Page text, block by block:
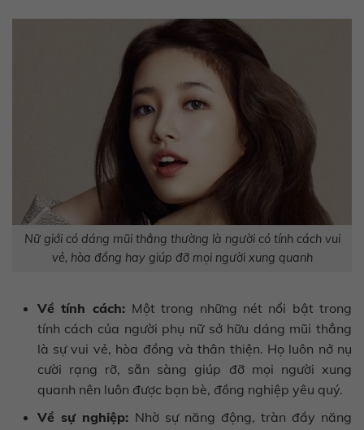
Nữ giới có dáng mũi thẳng thường là người có tính cách vui
vẻ, hòa đồng hay giúp đỡ mọi người xung quanh
Về tính cách: Một trong những nét nổi bật trong
tính cách của người phụ nữ sở hữu dáng mũi thẳng
là sự vui vẻ, hòa đồng và thân thiện. Họ luôn nở nụ
cười rạng rỡ, sẵn sàng giúp đỡ mọi người xung
quanh nên luôn được bạn bè, đồng nghiệp yêu quý.
Về sự nghiệp: Nhờ sự năng động, tràn đầy năng